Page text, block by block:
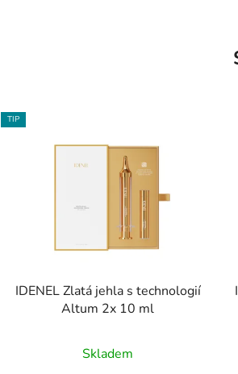
TIP
IDENEL Zlatá jehla s technologií
Altum 2x 10 ml
Skladem